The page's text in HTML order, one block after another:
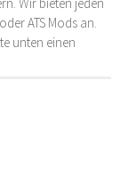
ATS Mods an.
unten einen